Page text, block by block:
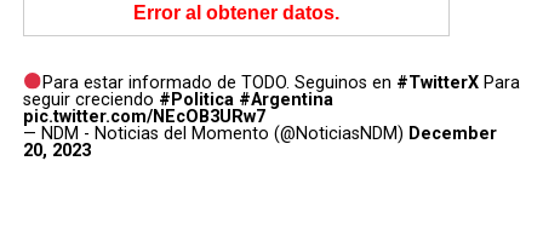
Error al obtener datos.
Para estar informado de TODO. Seguinos en #TwitterX Para
seguir creciendo #Politica #Argentina
pic.twitter.com/NEcOB3URw7
— NDM - Noticias del Momento (@NoticiasNDM) December
20, 2023